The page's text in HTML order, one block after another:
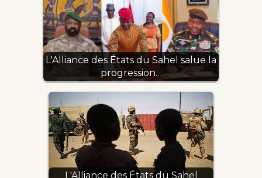
L'Alliance des États du Sahel salue la
progression…
L'Alliance des États du Sahel